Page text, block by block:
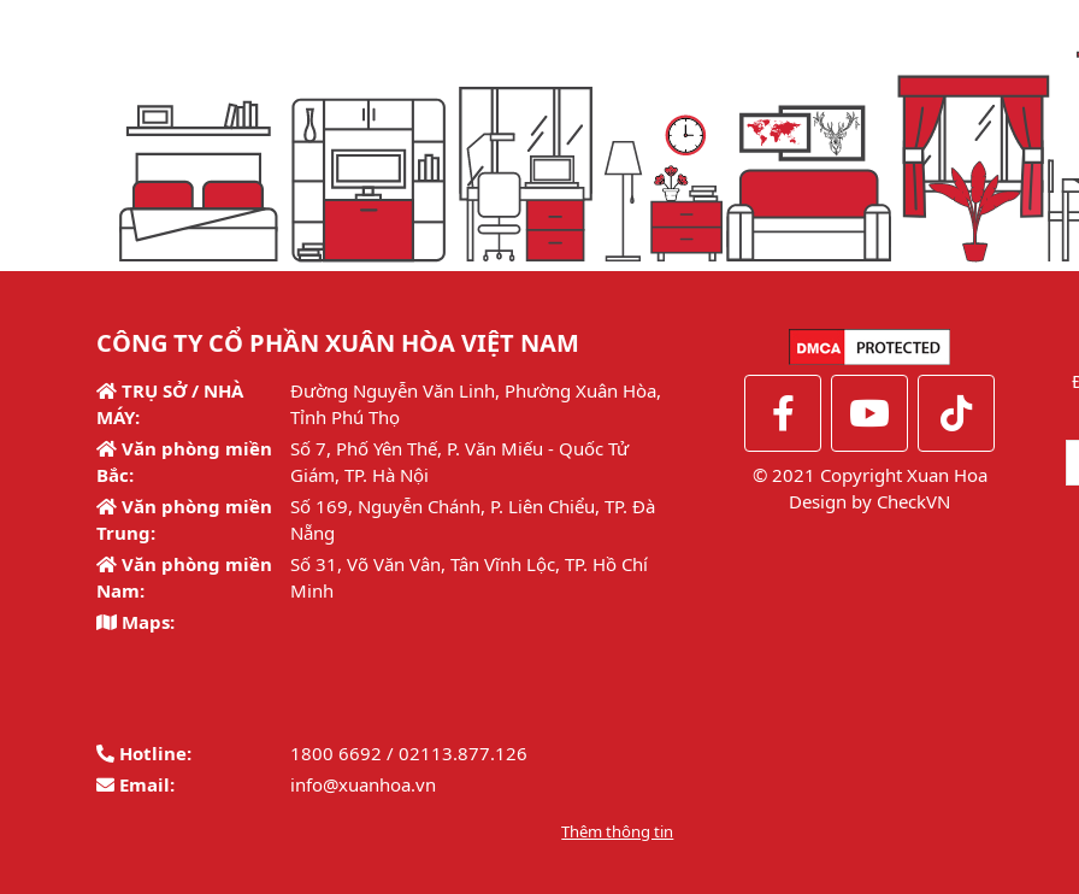
CÔNG TY CỔ PHẦN XUÂN HÒA VIỆT NAM
TRỤ SỞ / NHÀ
MÁY:
Đường Nguyễn Văn Linh, Phường Xuân Hòa,
Tỉnh Phú Thọ
Văn phòng miền
Bắc:
Số 7, Phố Yên Thế, P. Văn Miếu - Quốc Tử
Giám, TP. Hà Nội
Văn phòng miền
Trung:
Số 169, Nguyễn Chánh, P. Liên Chiểu, TP. Đà
Nẵng
Văn phòng miền
Nam:
Số 31, Võ Văn Vân, Tân Vĩnh Lộc, TP. Hồ Chí
Minh
Maps:
Hotline:
1800 6692 / 02113.877.126
Email:
info@xuanhoa.vn
Thêm thông tin
© 2021 Copyright Xuan Hoa
Design by CheckVN